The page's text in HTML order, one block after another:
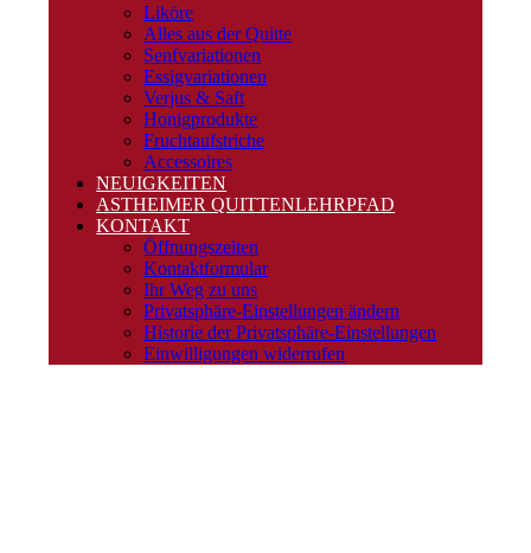
Liköre
Alles aus der Quitte
Senfvariationen
Essigvariationen
Verjus & Saft
Honigprodukte
Fruchtaufstriche
Accessoires
NEUIGKEITEN
ASTHEIMER QUITTENLEHRPFAD
KONTAKT
Öffnungszeiten
Kontaktformular
Ihr Weg zu uns
Privatsphäre-Einstellungen ändern
Historie der Privatsphäre-Einstellungen
Einwilligungen widerrufen